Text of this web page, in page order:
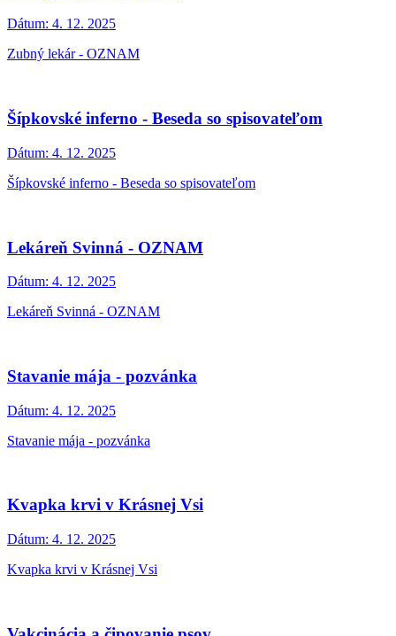
Dátum: 4. 12. 2025
Zubný lekár - OZNAM
Šípkovské inferno - Beseda so spisovateľom
Dátum: 4. 12. 2025
Šípkovské inferno - Beseda so spisovateľom
Lekáreň Svinná - OZNAM
Dátum: 4. 12. 2025
Lekáreň Svinná - OZNAM
Stavanie mája - pozvánka
Dátum: 4. 12. 2025
Stavanie mája - pozvánka
Kvapka krvi v Krásnej Vsi
Dátum: 4. 12. 2025
Kvapka krvi v Krásnej Vsi